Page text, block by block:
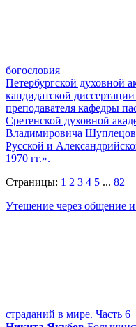
богословия
Петербургской духовной
кандидатской
преподавателя кафедры
Сретенской духовной
Владимировича
Русской и
1970 гг.».
Страницы: 1 2 3 4 5 ... 82
Утешение через общение
страданий в мире. Часть 6